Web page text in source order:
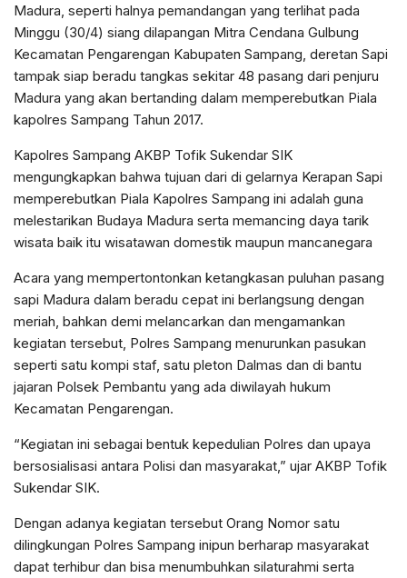
Madura, seperti halnya pemandangan yang terlihat pada
Minggu (30/4) siang dilapangan Mitra Cendana Gulbung
Kecamatan Pengarengan Kabupaten Sampang, deretan Sapi
tampak siap beradu tangkas sekitar 48 pasang dari penjuru
Madura yang akan bertanding dalam memperebutkan Piala
kapolres Sampang Tahun 2017.
Kapolres Sampang AKBP Tofik Sukendar SIK
mengungkapkan bahwa tujuan dari di gelarnya Kerapan Sapi
memperebutkan Piala Kapolres Sampang ini adalah guna
melestarikan Budaya Madura serta memancing daya tarik
wisata baik itu wisatawan domestik maupun mancanegara
Acara yang mempertontonkan ketangkasan puluhan pasang
sapi Madura dalam beradu cepat ini berlangsung dengan
meriah, bahkan demi melancarkan dan mengamankan
kegiatan tersebut, Polres Sampang menurunkan pasukan
seperti satu kompi staf, satu pleton Dalmas dan di bantu
jajaran Polsek Pembantu yang ada diwilayah hukum
Kecamatan Pengarengan.
“Kegiatan ini sebagai bentuk kepedulian Polres dan upaya
bersosialisasi antara Polisi dan masyarakat,” ujar AKBP Tofik
Sukendar SIK.
Dengan adanya kegiatan tersebut Orang Nomor satu
dilingkungan Polres Sampang inipun berharap masyarakat
dapat terhibur dan bisa menumbuhkan silaturahmi serta